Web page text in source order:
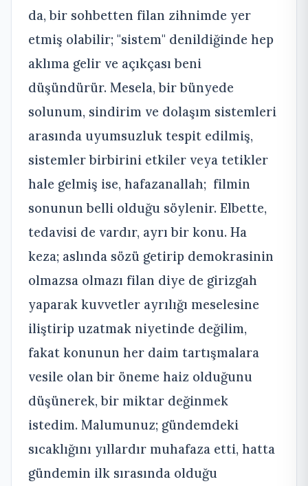
da, bir sohbetten filan zihnimde yer
etmiş olabilir; "sistem" denildiğinde hep
aklıma gelir ve açıkçası beni
düşündürür. Mesela, bir bünyede
solunum, sindirim ve dolaşım sistemleri
arasında uyumsuzluk tespit edilmiş,
sistemler birbirini etkiler veya tetikler
hale gelmiş ise, hafazanallah; filmin
sonunun belli olduğu söylenir. Elbette,
tedavisi de vardır, ayrı bir konu. Ha
keza; aslında sözü getirip demokrasinin
olmazsa olmazı filan diye de girizgah
yaparak kuvvetler ayrılığı meselesine
iliştirip uzatmak niyetinde değilim,
fakat konunun her daim tartışmalara
vesile olan bir öneme haiz olduğunu
düşünerek, bir miktar değinmek
istedim. Malumunuz; gündemdeki
sıcaklığını yıllardır muhafaza etti, hatta
gündemin ilk sırasında olduğu